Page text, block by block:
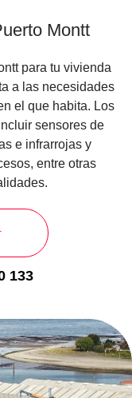
Montt
para tu vivienda
a las necesidades
el que habita. Los
sensores de
e infrarrojas y
entre otras
133